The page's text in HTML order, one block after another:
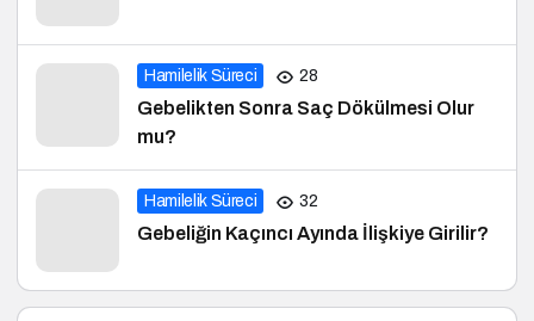
Hamilelik Süreci 28
Gebelikten Sonra Saç Dökülmesi Olur
mu?
Hamilelik Süreci 32
Gebeliğin Kaçıncı Ayında İlişkiye Girilir?